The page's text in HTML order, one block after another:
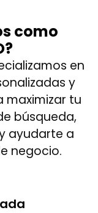
como
en
y
maximizar tu
búsqueda,
ayudarte a
negocio.